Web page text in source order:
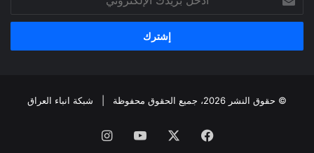
بريدك
الإلكتروني
© حقوق النشر 2026، جميع الحقوق محفوظة | شبكة انباء العراق
فيسبوك ‫YouTubeانستقرام